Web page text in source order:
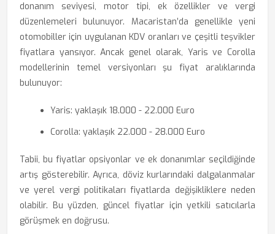
donanım seviyesi, motor tipi, ek özellikler ve vergi
düzenlemeleri bulunuyor. Macaristan’da genellikle yeni
otomobiller için uygulanan KDV oranları ve çeşitli teşvikler
fiyatlara yansıyor. Ancak genel olarak, Yaris ve Corolla
modellerinin temel versiyonları şu fiyat aralıklarında
bulunuyor:
Yaris: yaklaşık 18.000 - 22.000 Euro
Corolla: yaklaşık 22.000 - 28.000 Euro
Tabii, bu fiyatlar opsiyonlar ve ek donanımlar seçildiğinde
artış gösterebilir. Ayrıca, döviz kurlarındaki dalgalanmalar
ve yerel vergi politikaları fiyatlarda değişikliklere neden
olabilir. Bu yüzden, güncel fiyatlar için yetkili satıcılarla
görüşmek en doğrusu.